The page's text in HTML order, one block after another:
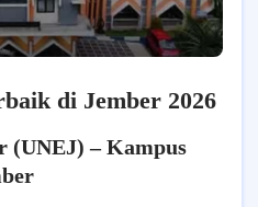
di Jember 2026
(UNEJ) – Kampus